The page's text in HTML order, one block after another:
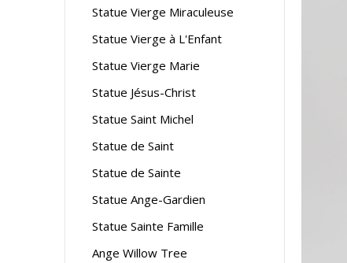
Statue Vierge Miraculeuse
Statue Vierge à L'Enfant
Statue Vierge Marie
Statue Jésus-Christ
Statue Saint Michel
Statue de Saint
Statue de Sainte
Statue Ange-Gardien
Statue Sainte Famille
Ange Willow Tree